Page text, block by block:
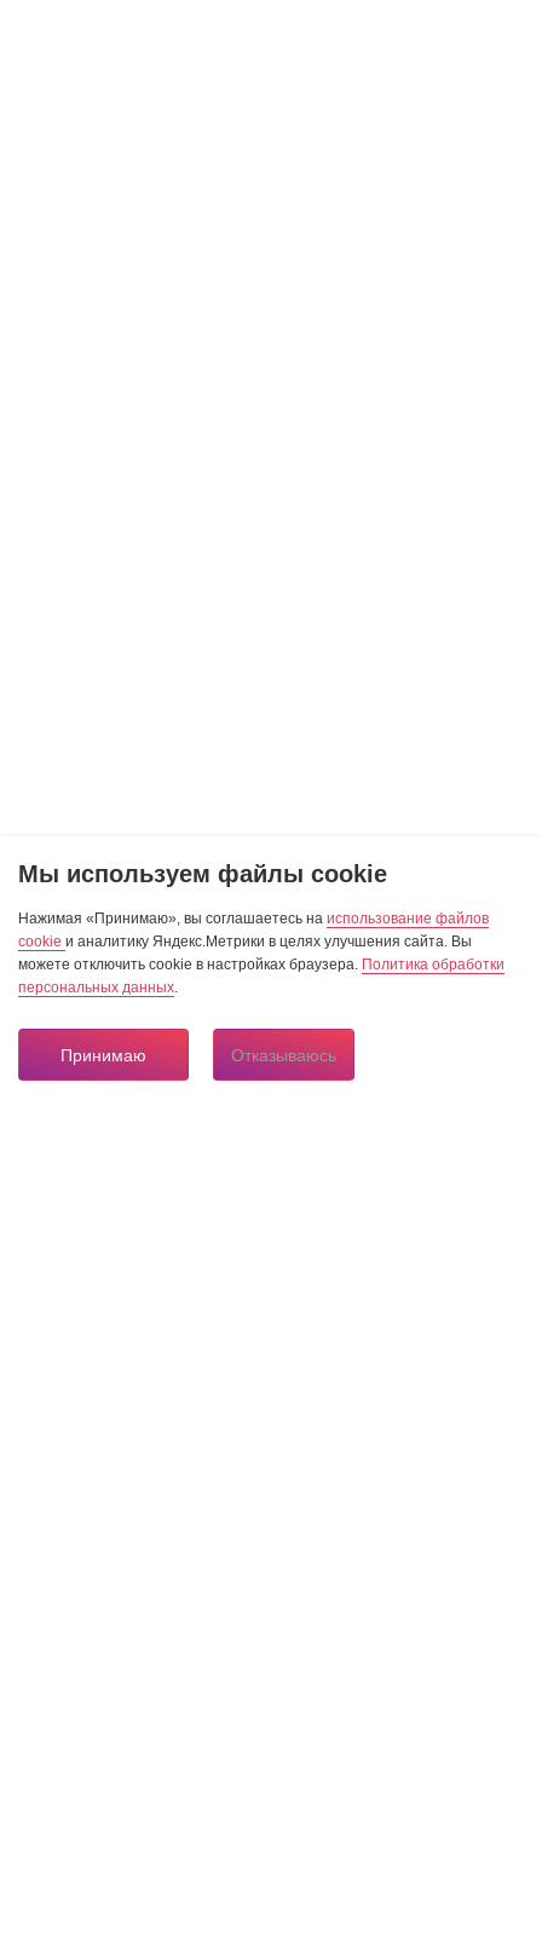
Мы используем файлы cookie
Нажимая «Принимаю», вы соглашаетесь на использование файлов
cookie и аналитику Яндекс.Метрики в целях улучшения сайта. Вы
можете отключить cookie в настройках браузера. Политика обработки
персональных данных.
Принимаю Отказываюсь